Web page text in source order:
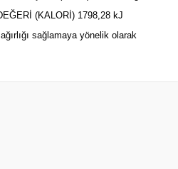
(KALORİ) 1798,28 kJ
sağlamaya yönelik olarak